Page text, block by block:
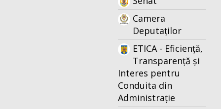
Camera
Deputaților
ETICA - Eficiență,
Transparență și
Interes pentru
Conduita din
Administrație